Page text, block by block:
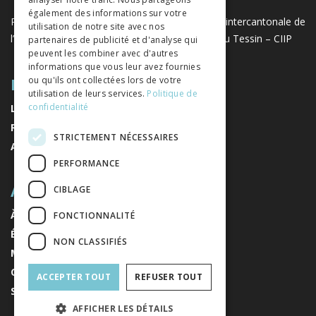
Projet réalisé avec le soutien de la Conférence intercantonale de
l’instruction publique de la Suisse romande et du Tessin – CIIP
PLAN DU SITE
LIVRES
REVUES
AUTEURS
A PROPOS
À PROPOS DE NOUS
ÉDITEURS
MENTIONS LÉGALES
CONDITIONS GÉNÉRALES DE VENTE
S'INSCRIRE À LA NEWSLETTER
également des informations sur votre
utilisation de notre site avec nos
partenaires de publicité et d'analyse qui
peuvent les combiner avec d'autres
informations que vous leur avez fournies
ou qu'ils ont collectées lors de votre
utilisation de leurs services. Politique de
confidentialité
STRICTEMENT NÉCESSAIRES
PERFORMANCE
CIBLAGE
FONCTIONNALITÉ
NON CLASSIFIÉS
ACCEPTER TOUT REFUSER TOUT
AFFICHER LES DÉTAILS